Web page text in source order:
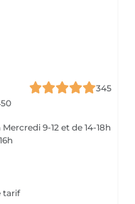
345
tarif